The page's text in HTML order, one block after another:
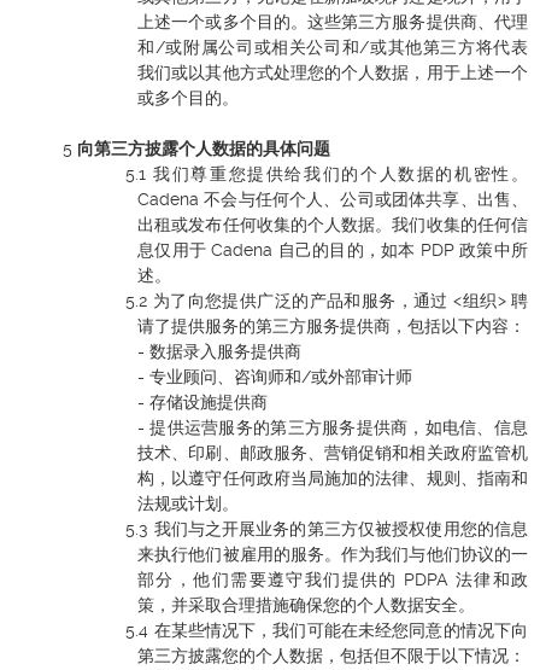
上述一个或多个目的。这些第三方服务提供商、代理
和/或附属公司或相关公司和/或其他第三方将代表
我们或以其他方式处理您的个人数据，用于上述一个
或多个目的。
向第三方披露个人数据的具体问题
我们尊重您提供给我们的个人数据的机密性。
Cadena 不会与任何个人、公司或团体共享、出售、
出租或发布任何收集的个人数据。我们收集的任何信
息仅用于 Cadena 自己的目的，如本 PDP 政策中所
述。
为了向您提供广泛的产品和服务，通过 <组织> 聘
请了提供服务的第三方服务提供商，包括以下内容：
- 数据录入服务提供商
- 专业顾问、咨询师和/或外部审计师
- 存储设施提供商
- 提供运营服务的第三方服务提供商，如电信、信息
技术、印刷、邮政服务、营销促销和相关政府监管机
构，以遵守任何政府当局施加的法律、规则、指南和
法规或计划。
我们与之开展业务的第三方仅被授权使用您的信息
来执行他们被雇用的服务。作为我们与他们协议的一
部分，他们需要遵守我们提供的 PDPA 法律和政
策，并采取合理措施确保您的个人数据安全。
在某些情况下，我们可能在未经您同意的情况下向
第三方披露您的个人数据，包括但不限于以下情况：